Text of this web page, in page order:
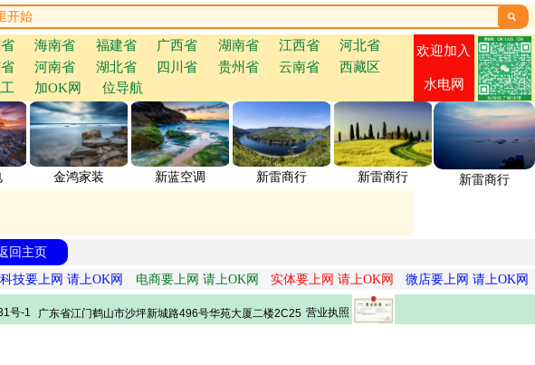

海南省 福建省 广西省 湖南省 江西省
河北省
河南省 湖北省 四川省 贵州省 云南省
西藏区
加OK网 位导航
欢迎加入
水电网
金鸿家装 新蓝空调 新雷商行 新雷商行 新雷商行
回主页
科技要上网 请上OK网 电商要上网 请上OK网 实体要上网 请上OK网 微店要上网 请上OK网
号-1 广东省江门鹤山市沙坪新城路496号华苑大厦二楼2C25 营业执照